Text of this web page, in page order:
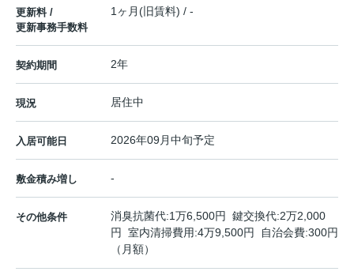
更新料 /
更新事務手数料
1ヶ月(旧賃料) / -
契約期間 2年
現況 居住中
入居可能日 2026年09月中旬予定
敷金積み増し -
その他条件
消臭抗菌代:1万6,500円 鍵交換代:2万2,000
円 室内清掃費用:4万9,500円 自治会費:300円
（月額）